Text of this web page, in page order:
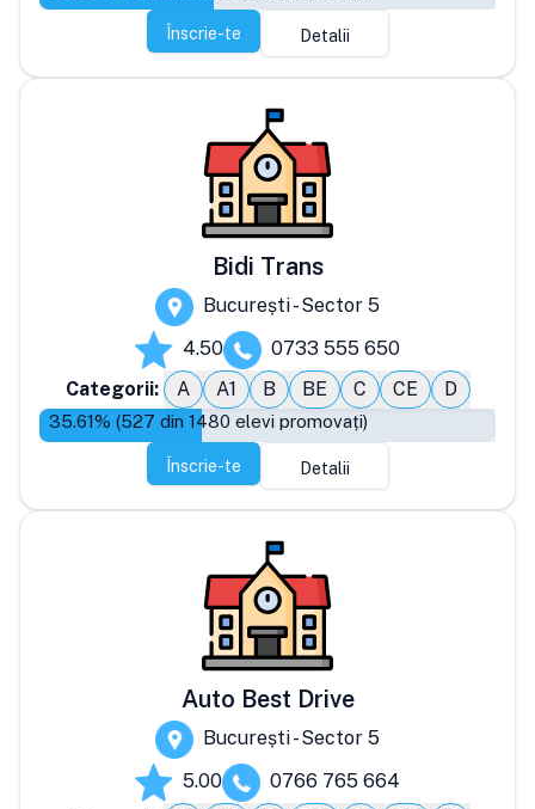
Înscrie-te Detalii
Bidi Trans
București - Sector 5
4.50
0733 555 650
Categorii:
A A1 B BE C CE D
35.61% (527 din 1480 elevi promovați)
Înscrie-te Detalii
Auto Best Drive
București - Sector 5
5.00
0766 765 664